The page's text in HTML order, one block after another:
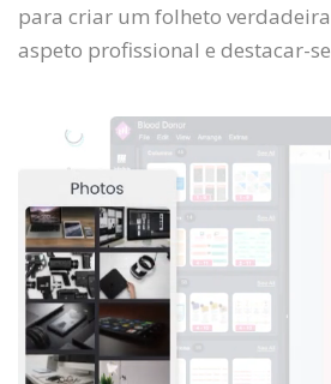
para criar um folheto
aspeto profissional e destacar-